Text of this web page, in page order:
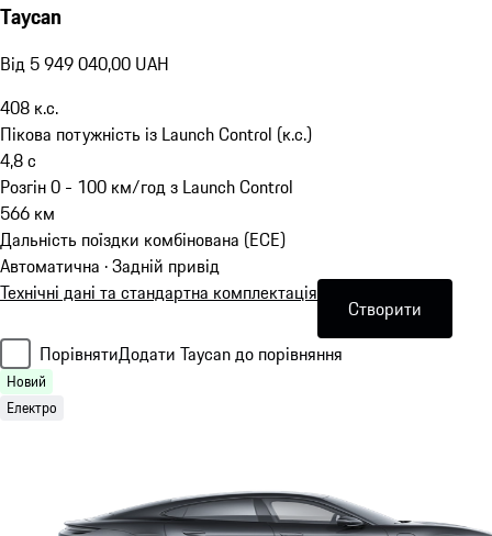
Taycan
Від 5 949 040,00 UAH
408 к.с.
Пікова потужність із Launch Control (к.с.)
4,8с
Розгін 0 - 100 км/год з Launch Control
566 км
Дальність поїздки комбінована (ECE)
Автоматична · Задній привід
Технічні дані та стандартна комплектація
Створити
ПорівнятиДодати Taycan до порівняння
Новий
Електро